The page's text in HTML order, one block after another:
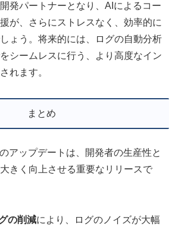
発パートナーとなり、AIによるコー
が、さらにストレスなく、効率的に
ょう。将来的には、ログの自動分析
シームレスに行う、より高度なイン
れます。
まとめ
アップデートは、開発者の生産性と
きく向上させる重要なリリースで
の削減により、ログのノイズが大幅